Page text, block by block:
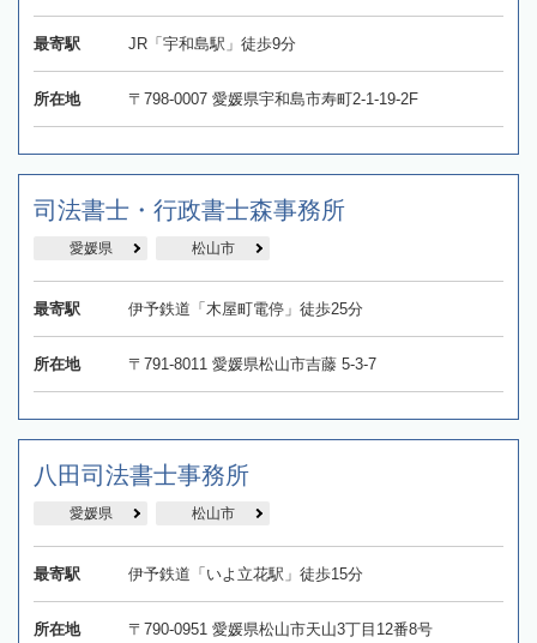
最寄駅 JR「宇和島駅」徒歩9分
所在地 〒798-0007 愛媛県宇和島市寿町2-1-19-2F
司法書士・行政書士森事務所
愛媛県 松山市
最寄駅 伊予鉄道「木屋町電停」徒歩25分
所在地 〒791-8011 愛媛県松山市吉藤 5-3-7
八田司法書士事務所
愛媛県 松山市
最寄駅 伊予鉄道「いよ立花駅」徒歩15分
所在地 〒790-0951 愛媛県松山市天山3丁目12番8号